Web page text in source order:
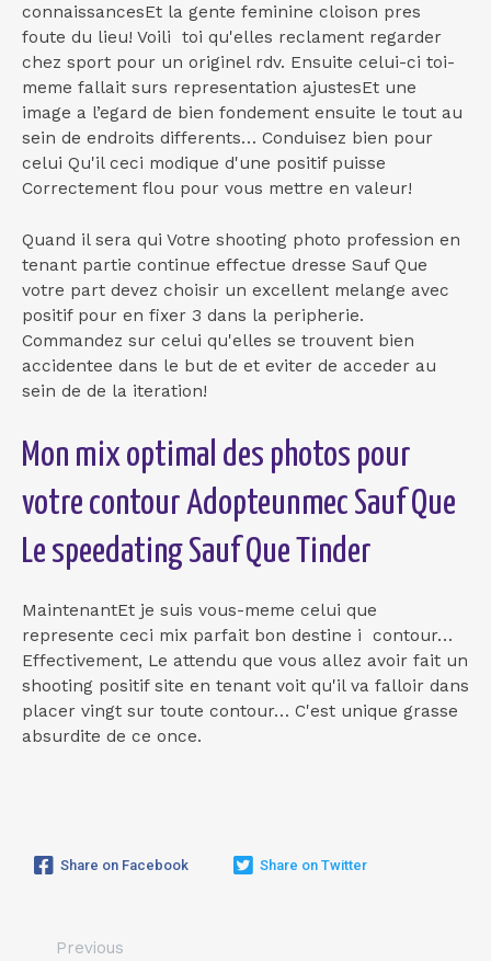
connaissancesEt la gente feminine cloison pres
foute du lieu! Voili toi qu'elles reclament regarder
chez sport pour un originel rdv. Ensuite celui-ci toi-
meme fallait surs representation ajustesEt une
image a l’egard de bien fondement ensuite le tout au
sein de endroits differents… Conduisez bien pour
celui Qu'il ceci modique d'une positif puisse
Correctement flou pour vous mettre en valeur!
Quand il sera qui Votre shooting photo profession en
tenant partie continue effectue dresse Sauf Que
votre part devez choisir un excellent melange avec
positif pour en fixer 3 dans la peripherie.
Commandez sur celui qu'elles se trouvent bien
accidentee dans le but de et eviter de acceder au
sein de de la iteration!
Mon mix optimal des photos pour
votre contour Adopteunmec Sauf Que
Le speedating Sauf Que Tinder
MaintenantEt je suis vous-meme celui que
represente ceci mix parfait bon destine i contour…
Effectivement, Le attendu que vous allez avoir fait un
shooting positif site en tenant voit qu'il va falloir dans
placer vingt sur toute contour… C'est unique grasse
absurdite de ce once.
Share on Facebook Share on Twitter
Previous